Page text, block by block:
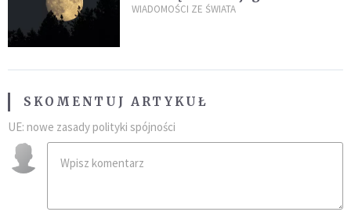
powierzchni dojdzie do
WIADOMOŚCI ZE ŚWIATA
SKOMENTUJ ARTYKUŁ
UE: nowe zasady polityki spójności